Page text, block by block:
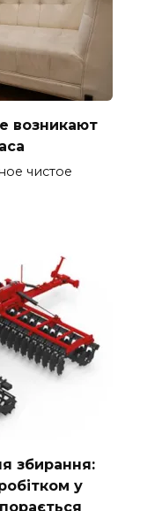
возникают
чистое
збирання:
у